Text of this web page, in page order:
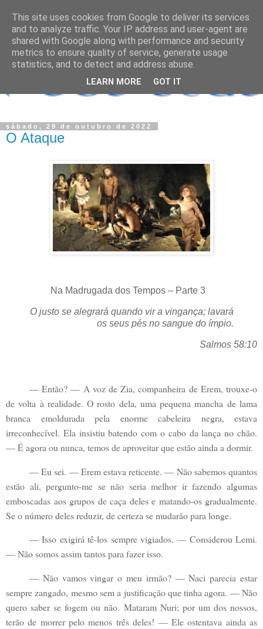
sábado, 29 de outubro de 2022
O Ataque
Na Madrugada dos Tempos – Parte 3
O justo se alegrará quando vir a vingança; lavará
os seus pés no sangue do ímpio.
Salmos 58:10
— Então? — A voz de Zia, companheira de Erem, trouxe-o
de volta à realidade. O rosto dela, uma pequena mancha de lama
branca emoldurada pela enorme cabeleira negra, estava
irreconhecível. Ela insistiu batendo com o cabo da lança no chão.
— É agora ou nunca, temos de aproveitar que estão ainda a dormir.
— Eu sei. — Erem estava reticente. — Não sabemos quantos
estão ali, pergunto-me se não seria melhor ir fazendo algumas
emboscadas aos grupos de caça deles e matando-os gradualmente.
Se o número deles reduzir, de certeza se mudarão para longe.
— Isso exigirá tê-los sempre vigiados. — Considerou Lemi.
— Não somos assim tantos para fazer isso.
— Não vamos vingar o meu irmão? — Naci parecia estar
sempre zangado, mesmo sem a justificação que tinha agora. — Não
quero saber se fogem ou não. Mataram Nuri; por um dos nossos,
terão de morrer pelo menos três deles! — Ele ostentava ainda as
This site uses cookies from Google to deliver its services
and to analyze traffic. Your IP address and user-agent are
shared with Google along with performance and security
metrics to ensure quality of service, generate usage
statistics, and to detect and address abuse.
LEARN MORE GOT IT